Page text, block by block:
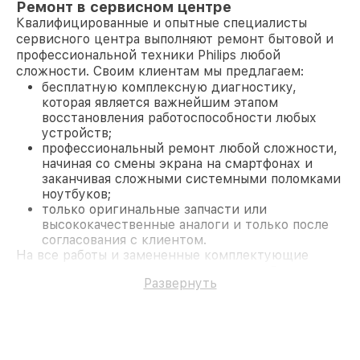
Ремонт в сервисном центре
Квалифицированные и опытные специалисты
сервисного центра выполняют ремонт бытовой и
профессиональной техники Philips любой
сложности. Своим клиентам мы предлагаем:
бесплатную комплексную диагностику,
которая является важнейшим этапом
восстановления работоспособности любых
устройств;
профессиональный ремонт любой сложности,
начиная со смены экрана на смартфонах и
заканчивая сложными системными поломками
ноутбуков;
только оригинальные запчасти или
высококачественные аналоги и только после
согласования с клиентом.
На все работы и замененные комплектующие
поломки по условиям гарантии, мы бесплатно
Развернуть